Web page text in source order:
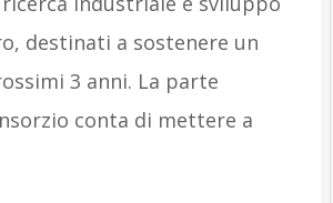
destinati a sostenere un
3 anni. La parte
conta di mettere a